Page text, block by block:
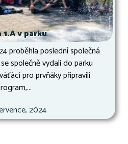
1.A v parku
proběhla poslední společná
společně vydali do parku
pro prvňáky připravili
2024